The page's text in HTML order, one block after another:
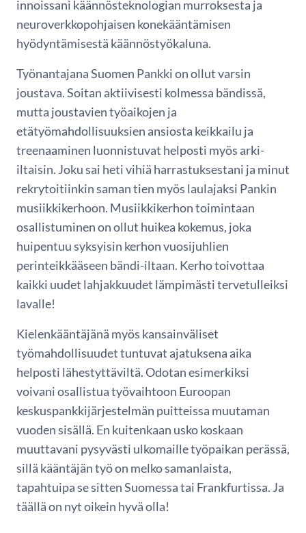
innoissani käännösteknologian murroksesta ja
neuroverkkopohjaisen konekääntämisen
hyödyntämisestä käännöstyökaluna.
Työnantajana Suomen Pankki on ollut varsin
joustava. Soitan aktiivisesti kolmessa bändissä,
mutta joustavien työaikojen ja
etätyömahdollisuuksien ansiosta keikkailu ja
treenaaminen luonnistuvat helposti myös arki-
iltaisin. Joku sai heti vihiä harrastuksestani ja minut
rekrytoitiinkin saman tien myös laulajaksi Pankin
musiikkikerhoon. Musiikkikerhon toimintaan
osallistuminen on ollut huikea kokemus, joka
huipentuu syksyisin kerhon vuosijuhlien
perinteikkääseen bändi-iltaan. Kerho toivottaa
kaikki uudet lahjakkuudet lämpimästi tervetulleiksi
lavalle!
Kielenkääntäjänä myös kansainväliset
työmahdollisuudet tuntuvat ajatuksena aika
helposti lähestyttäviltä. Odotan esimerkiksi
voivani osallistua työvaihtoon Euroopan
keskuspankkijärjestelmän puitteissa muutaman
vuoden sisällä. En kuitenkaan usko koskaan
muuttavani pysyvästi ulkomaille työpaikan perässä,
sillä kääntäjän työ on melko samanlaista,
tapahtuipa se sitten Suomessa tai Frankfurtissa. Ja
täällä on nyt oikein hyvä olla!